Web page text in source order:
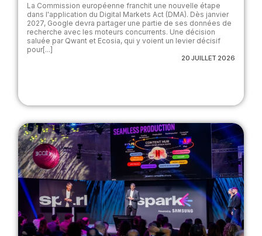
La Commission européenne franchit une nouvelle étape
dans l'application du Digital Markets Act (DMA). Dès janvier
2027, Google devra partager une partie de ses données de
recherche avec les moteurs concurrents. Une décision
saluée par Qwant et Ecosia, qui y voient un levier décisif
pour[...]
20 JUILLET 2026